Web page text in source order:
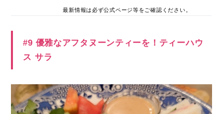
最新情報は必ず公式ページ等をご確認ください。
#9 優雅なアフタヌーンティーを！ティーハウ
ス サラ